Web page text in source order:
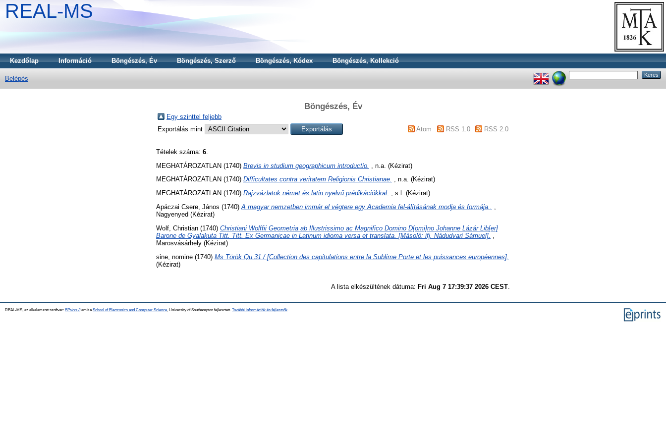
REAL-MS
Kezdőlap Információ Böngészés, Év Böngészés, Szerző Böngészés, Kódex Böngészés, Kollekció
Belépés
Böngészés, Év
Egy szinttel feljebb
Exportálás mint
Atom RSS 1.0 RSS 2.0
Tételek száma: 6
MEGHATÁROZATLAN (1740) Brevis in studium geographicum introductio.
, n.a. (Kézirat)
MEGHATÁROZATLAN (1740) Difficultates contra veritatem Religionis Christianae. , n.a. (Kézirat)
MEGHATÁROZATLAN (1740) Rajzvázlatok német és latin nyelvű prédikációkkal. , s.l. (Kézirat)
Apáczai Csere, János (1740) A magyar nemzetben immár el végtere egy Academia fel-álításának modja és formája..
Nagyenyed (Kézirat)
Wolf, Christian (1740) Christiani Wolffii Geometria ab Illustrissimo ac Magnifico Domino D[omi]no Johanne Lázár Lib[er]
Barone de Gyalakuta Titt. Titt. Ex Germanicae in Latinum idioma versa et translata. [Másoló: ifj. Nádudvari Sámuel].
Marosvásárhely (Kézirat)
sine, nomine (1740) Ms Török Qu.31 / [Collection des capitulations entre la Sublime Porte et les puissances européennes].
(Kézirat)
A lista elkészültének dátuma: Fri Aug 7 17:39:37 2026 CEST
REAL-MS, az alkalamzott szoftver: EPrints 3amit a School of Electronics and Computer Science , University of Southampton fejlesztett. További információk és fejlesztők